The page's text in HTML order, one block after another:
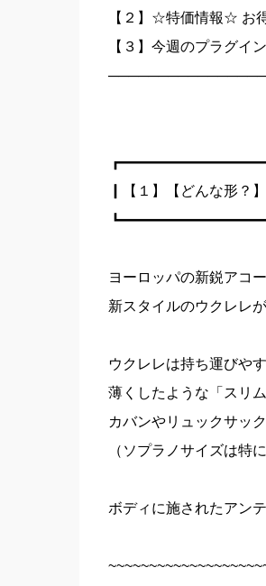
【２】☆特価情報☆ お
【３】今週のプラグ
┃【１】【どんな形？
ヨーロッパの新鋭アコ
新スタイルのウクレレ
ウクレレは持ち運びや
薄くしたような「スリ
カバンやリュックサッ
（ソプラノサイズは特
ボディに施されたアン